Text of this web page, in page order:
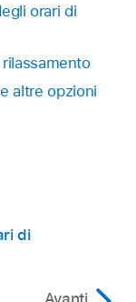
orari di
altre opzioni
di
Avanti